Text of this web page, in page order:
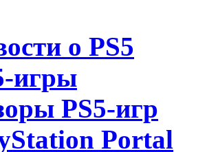
о PS5
игры
PS5-игр
Portal